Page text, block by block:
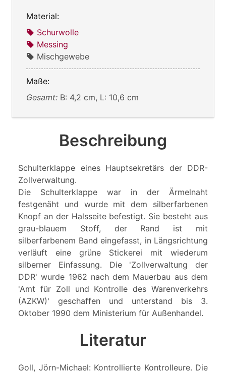
Material:
Schurwolle
Messing
Mischgewebe
Maße:
Gesamt: B: 4,2 cm, L: 10,6 cm
Beschreibung
Schulterklappe eines Hauptsekretärs der DDR-
Zollverwaltung.
Die Schulterklappe war in der Ärmelnaht
festgenäht und wurde mit dem silberfarbenen
Knopf an der Halsseite befestigt. Sie besteht aus
grau-blauem Stoff, der Rand ist mit
silberfarbenem Band eingefasst, in Längsrichtung
verläuft eine grüne Stickerei mit wiederum
silberner Einfassung. Die 'Zollverwaltung der
DDR' wurde 1962 nach dem Mauerbau aus dem
'Amt für Zoll und Kontrolle des Warenverkehrs
(AZKW)' geschaffen und unterstand bis 3.
Oktober 1990 dem Ministerium für Außenhandel.
Literatur
Goll, Jörn-Michael: Kontrollierte Kontrolleure. Die